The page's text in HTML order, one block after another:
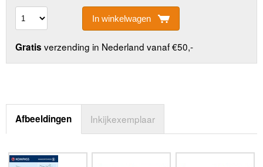
In winkelwagen
Gratis verzending in Nederland vanaf €50,-
Afbeeldingen Inkijkexemplaar